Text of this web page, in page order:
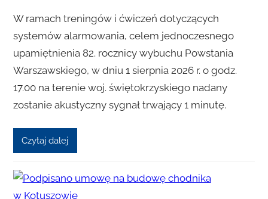
W ramach treningów i ćwiczeń dotyczących
systemów alarmowania, celem jednoczesnego
upamiętnienia 82. rocznicy wybuchu Powstania
Warszawskiego, w dniu 1 sierpnia 2026 r. o godz.
17.00 na terenie woj. świętokrzyskiego nadany
zostanie akustyczny sygnał trwający 1 minutę.
Czytaj dalej